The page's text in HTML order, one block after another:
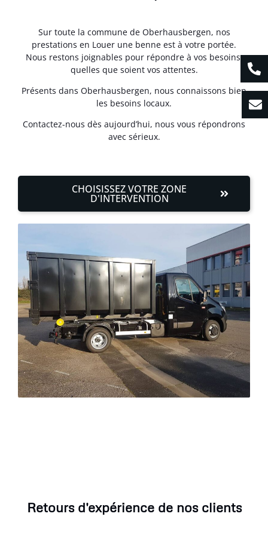
Sur toute la commune de Oberhausbergen, nos
prestations en Louer une benne est à votre portée.
Nous restons joignables pour répondre à vos besoins,
quelles que soient vos attentes.
Présents dans Oberhausbergen, nous connaissons bien
les besoins locaux.
Contactez-nous dès aujourd’hui, nous vous répondrons
avec sérieux.
CHOISISSEZ VOTRE ZONE
D'INTERVENTION
Retours d'expérience de nos clients